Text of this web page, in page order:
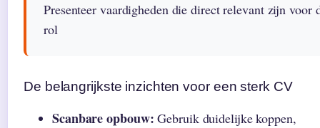
Presenteer vaardigheden die direct relevant zijn voor
rol
De belangrijkste inzichten voor een sterk CV
Scanbare opbouw: Gebruik duidelijke koppen,